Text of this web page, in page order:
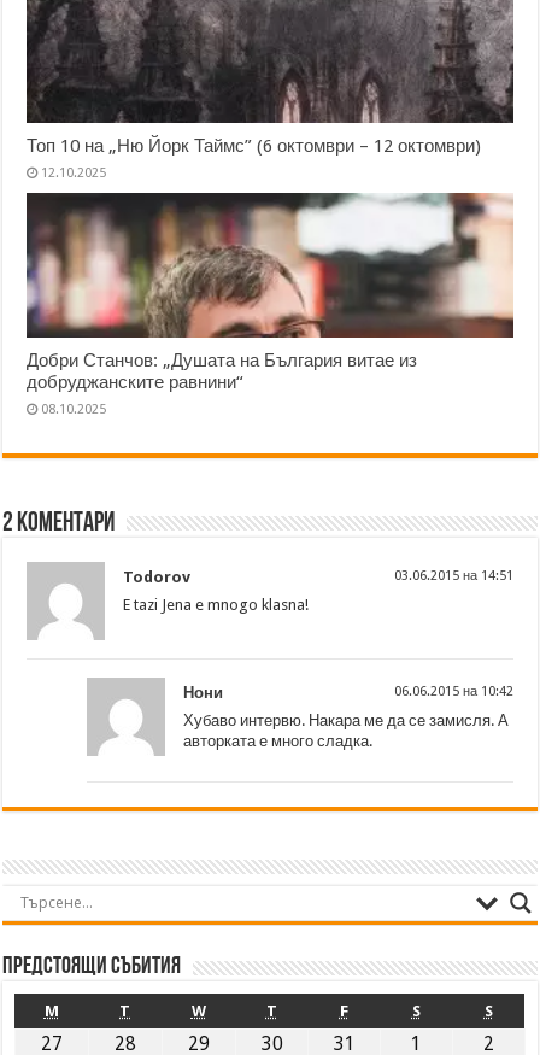
Топ 10 на „Ню Йорк Таймс” (6 октомври – 12 октомври)
12.10.2025
Добри Станчов: „Душата на България витае из
добруджанските равнини“
08.10.2025
2 Коментари
Todorov 03.06.2015 на 14:51
E tazi Jena e mnogo klasna!
Нони 06.06.2015 на 10:42
Хубаво интервю. Накара ме да се замисля. А
авторката е много сладка.
Предстоящи събития
M T W T F S S
27 28 29 30 31 1 2